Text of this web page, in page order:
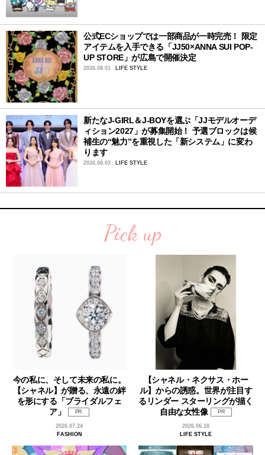
公式ECショップでは一部商品が一時完売！ 限定
アイテムを入手できる「JJ50×ANNA SUI POP-
UP STORE」が広島で開催決定
2026.08.01 LIFE STYLE
新たなJ-GIRL＆J-BOYを選ぶ「JJモデルオーデ
ィション2027」が募集開始！ 予選ブロックは候
補生の“魅力”を重視した「新システム」に変わ
ります
2026.08.03 LIFE STYLE
Pick up
今の私に、そして未来の私に。
【シャネル】が贈る、永遠の絆
を形にする「ブライダルフェ
ア」
PR
2026.07.24
FASHION
【シャネル・ネクサス・ホー
ル】からの誘惑。世界が注目す
るリンダー スターリングが描く
自由な女性像
PR
2026.06.18
LIFE STYLE